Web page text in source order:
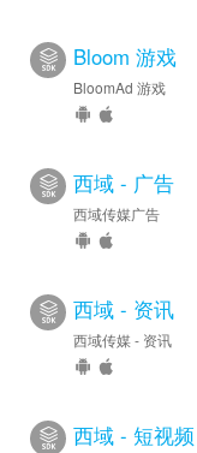
Bloom 游戏
BloomAd 游戏
西域 - 广告
西域传媒广告
西域 - 资讯
西域传媒 - 资讯
西域 - 短视频